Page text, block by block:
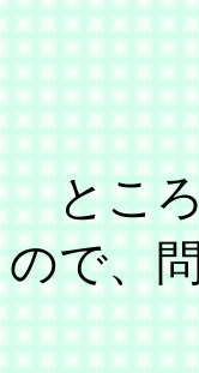
ところ
ので、